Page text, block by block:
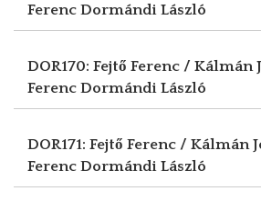
Ferenc Dormándi László
DOR170: Fejtő Ferenc / Kálmán
Ferenc Dormándi László
DOR171: Fejtő Ferenc / Kálmán
Ferenc Dormándi László